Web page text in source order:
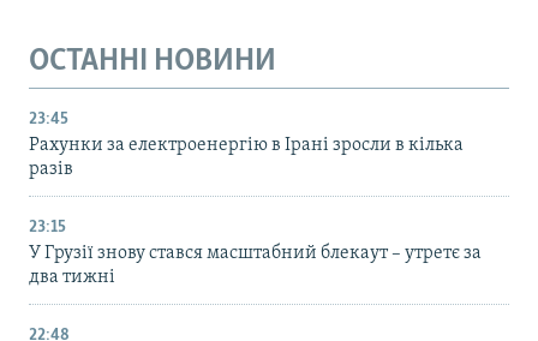
ОСТАННІ НОВИНИ
23:45
Рахунки за електроенергію в Ірані зросли в кілька
разів
23:15
У Грузії знову стався масштабний блекаут – утретє за
два тижні
22:48